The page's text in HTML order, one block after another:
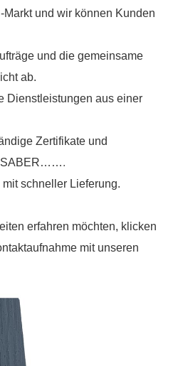
und wir können Kunden
und die gemeinsame
ab.
Dienstleistungen aus einer
Zertifikate und
SABER…….
schneller Lieferung.
erfahren möchten, klicken
mit unseren